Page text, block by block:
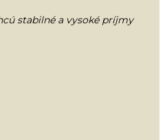
stabilné a vysoké príjmy